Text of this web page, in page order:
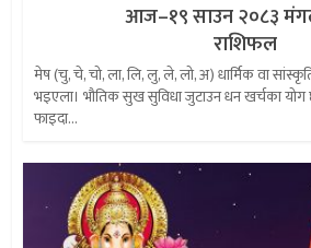
आज–१९ साउन २०८३
राशिफल
मेष (चु, चे, चो, ला, लि, लु, ले, लो, अ) धार्मिक वा
भइएला। भौतिक सुख सुविधा जुटाउन धन खर्चका योग
फाइदा...